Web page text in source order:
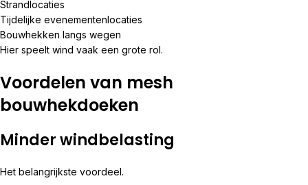
Strandlocaties
Tijdelijke evenementenlocaties
Bouwhekken langs wegen
Hier speelt wind vaak een grote rol.
Voordelen van mesh
bouwhekdoeken
Minder windbelasting
Het belangrijkste voordeel.